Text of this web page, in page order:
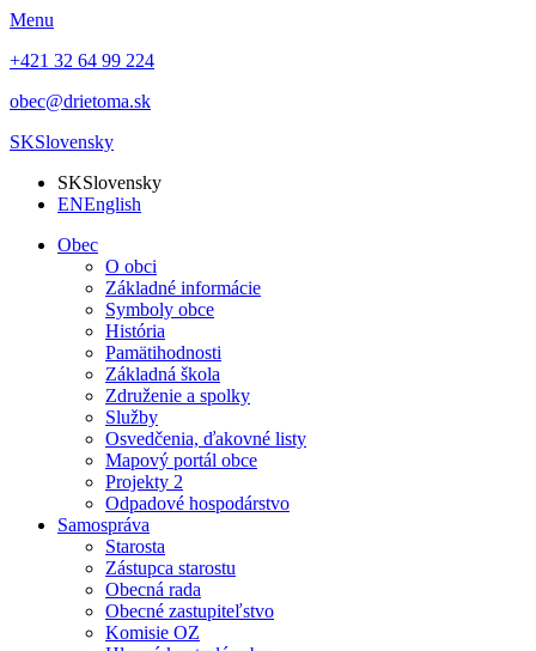
Menu
+421 32 64 99 224
obec@drietoma.sk
SKSlovensky
SKSlovensky
ENEnglish
Obec
O obci
Základné informácie
Symboly obce
História
Pamätihodnosti
Základná škola
Združenie a spolky
Služby
Osvedčenia, ďakovné listy
Mapový portál obce
Projekty 2
Odpadové hospodárstvo
Samospráva
Starosta
Zástupca starostu
Obecná rada
Obecné zastupiteľstvo
Komisie OZ